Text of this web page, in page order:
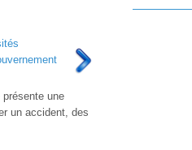
une
un accident, des